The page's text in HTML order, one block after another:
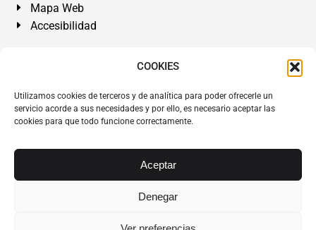
COOKIES
Utilizamos cookies de terceros y de analítica para poder ofrecerle un
servicio acorde a sus necesidades y por ello, es necesario aceptar las
cookies para que todo funcione correctamente.
Aceptar
Denegar
Mapa Web
Accesibilidad
Álvarez Abogados Tenerife:Calle Teobaldo Power Nº 7,
de Tenerife. Islas Canarias.
Somos Abogados especialistas del Derecho desde 1954.
Tenerife Sur Mejores Abogados Tenerife
Abogados colegiados y ejercientes del ICATF.